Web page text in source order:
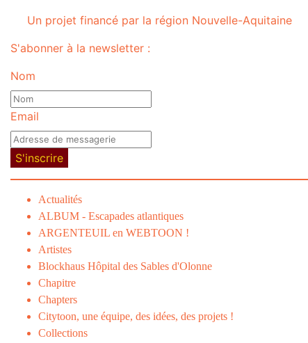
Un projet financé par la région Nouvelle-Aquitaine
S'abonner à la newsletter :
Nom
Email
S'inscrire
Actualités
ALBUM - Escapades atlantiques
ARGENTEUIL en WEBTOON !
Artistes
Blockhaus Hôpital des Sables d'Olonne
Chapitre
Chapters
Citytoon, une équipe, des idées, des projets !
Collections